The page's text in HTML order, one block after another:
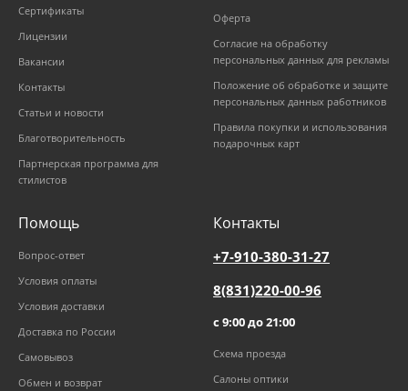
Сертификаты
Лицензии
Вакансии
Контакты
Статьи и новости
Благотворительность
Партнерская программа для
стилистов
Оферта
Согласие на обработку
персональных данных для рекламы
Положение об обработке и защите
персональных данных работников
Правила покупки и использования
подарочных карт
Помощь
Вопрос-ответ
Условия оплаты
Условия доставки
Доставка по России
Самовывоз
Обмен и возврат
Контакты
+7-910-380-31-27
8(831)220-00-96
с 9:00 до 21:00
Схема проезда
Салоны оптики